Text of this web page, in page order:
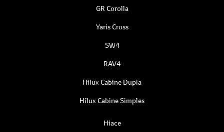
GR Corolla
Yaris Cross
SW4
RAV4
Hilux Cabine Dupla
Hilux Cabine Simples
Hiace